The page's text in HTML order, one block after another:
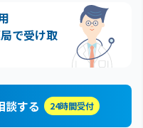
で受け取
談する 24時間受付